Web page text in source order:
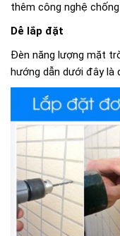
thêm công nghệ
Dễ lắp đặt
Đèn năng lượng mặt
hướng dẫn dưới đây là